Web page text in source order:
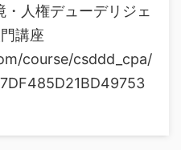
人権デューデリジェ
講座
course/csddd_cpa/